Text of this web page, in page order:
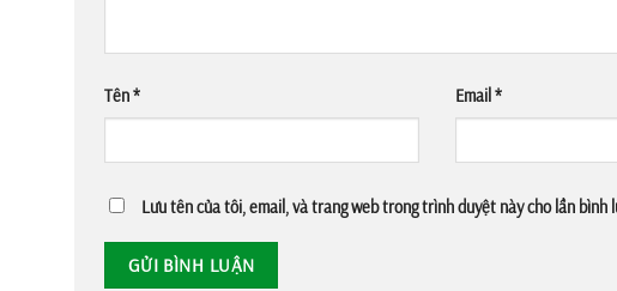
Tên* Email*
Lưu tên của tôi, email, và trang web trong trình duyệt này cho lần bình